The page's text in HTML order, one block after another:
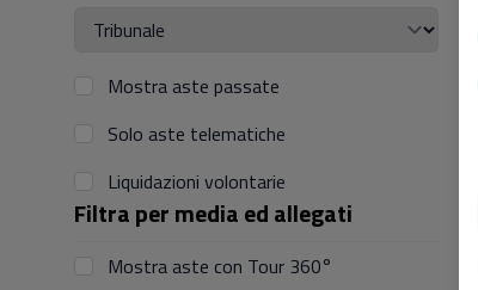
Mostra aste passate
Solo aste telematiche
Liquidazioni volontarie
Filtra per media ed allegati
Mostra aste con Tour 360°